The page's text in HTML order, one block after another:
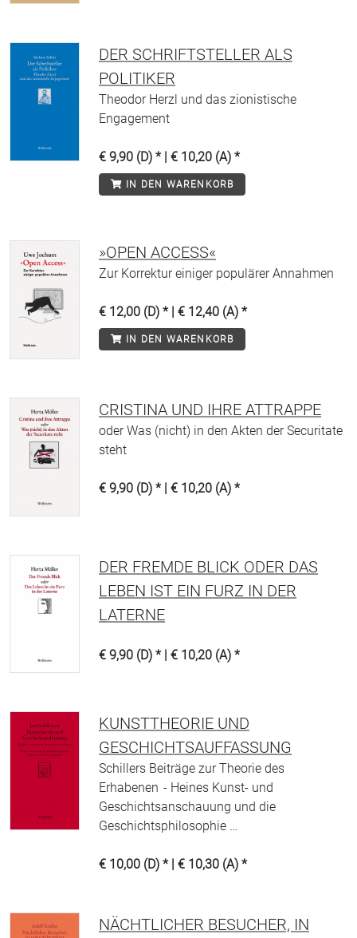
DER SCHRIFTSTELLER ALS
POLITIKER
Theodor Herzl und das zionistische
Engagement
€ 9,90 (D) * | € 10,20 (A) *
IN DEN WARENKORB
»OPEN ACCESS«
Zur Korrektur einiger populärer Annahmen
€ 12,00 (D) * | € 12,40 (A) *
IN DEN WARENKORB
CRISTINA UND IHRE ATTRAPPE
oder Was (nicht) in den Akten der Securitate
steht
€ 9,90 (D) * | € 10,20 (A) *
DER FREMDE BLICK ODER DAS
LEBEN IST EIN FURZ IN DER
LATERNE
€ 9,90 (D) * | € 10,20 (A) *
KUNSTTHEORIE UND
GESCHICHTSAUFFASSUNG
Schillers Beiträge zur Theorie des
Erhabenen - Heines Kunst- und
Geschichtsanschauung und die
Geschichtsphilosophie …
€ 10,00 (D) * | € 10,30 (A) *
NÄCHTLICHER BESUCHER, IN